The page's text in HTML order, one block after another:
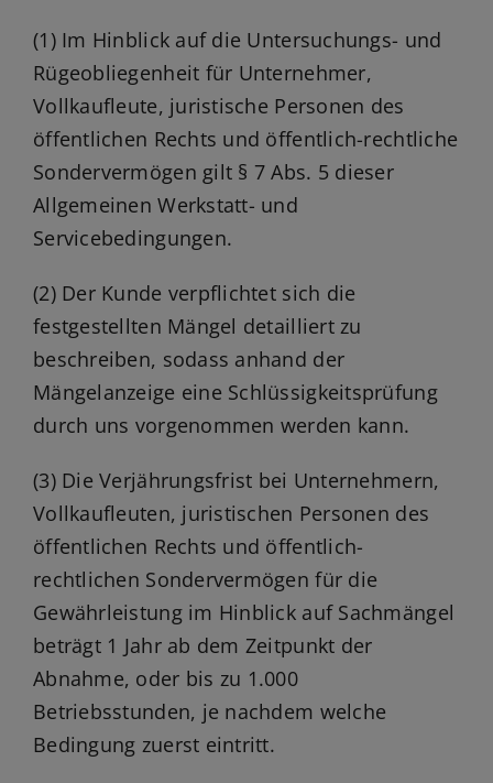
(1) Im Hinblick auf die Untersuchungs- und
Rügeobliegenheit für Unternehmer,
Vollkaufleute, juristische Personen des
öffentlichen Rechts und öffentlich-rechtliche
Sondervermögen gilt § 7 Abs. 5 dieser
Allgemeinen Werkstatt- und
Servicebedingungen.
(2) Der Kunde verpflichtet sich die
festgestellten Mängel detailliert zu
beschreiben, sodass anhand der
Mängelanzeige eine Schlüssigkeitsprüfung
durch uns vorgenommen werden kann.
(3) Die Verjährungsfrist bei Unternehmern,
Vollkaufleuten, juristischen Personen des
öffentlichen Rechts und öffentlich-
rechtlichen Sondervermögen für die
Gewährleistung im Hinblick auf Sachmängel
beträgt 1 Jahr ab dem Zeitpunkt der
Abnahme, oder bis zu 1.000
Betriebsstunden, je nachdem welche
Bedingung zuerst eintritt.